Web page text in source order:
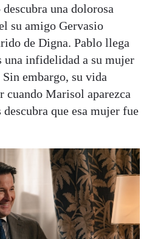
una dolorosa
su amigo Gervasio
de Digna. Pablo llega
una infidelidad a su mujer
embargo, su vida
cuando Marisol aparezca
que esa mujer fue